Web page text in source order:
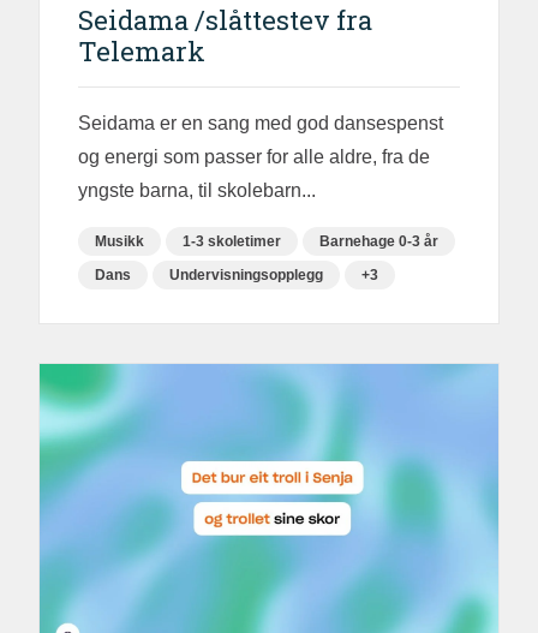
Seidama /slåttestev fra
Telemark
Seidama er en sang med god dansespenst
og energi som passer for alle aldre, fra de
yngste barna, til skolebarn...
Musikk 1-3 skoletimer
Barnehage 0-3 år
Dans
Undervisningsopplegg +3